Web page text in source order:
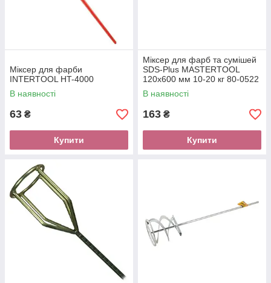
Міксер для фарби
INTERTOOL HT-4000
В наявності
63 ₴
Купити
Міксер для фарб та сумішей
SDS-Plus MASTERTOOL
120х600 мм 10-20 кг 80-0522
В наявності
163 ₴
Купити